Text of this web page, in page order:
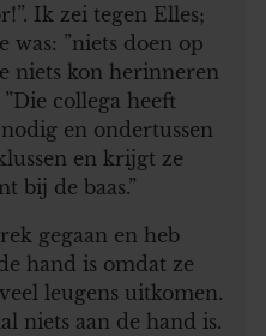
Ik zei tegen Elles;
was: ”niets doen op
niets kon herinneren
collega heeft
en ondertussen
en krijgt ze
bij de baas.”
gegaan en heb
hand is omdat ze
leugens uitkomen.
niets aan de hand is.